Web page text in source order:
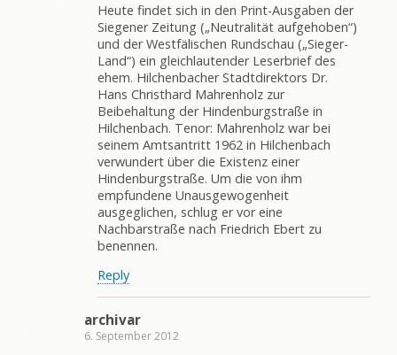
Heute findet sich in den Print-Ausgaben der
Siegener Zeitung („Neutralität aufgehoben“)
und der Westfälischen Rundschau („Sieger-
Land“) ein gleichlautender Leserbrief des
ehem. Hilchenbacher Stadtdirektors Dr.
Hans Christhard Mahrenholz zur
Beibehaltung der Hindenburgstraße in
Hilchenbach. Tenor: Mahrenholz war bei
seinem Amtsantritt 1962 in Hilchenbach
verwundert über die Existenz einer
Hindenburgstraße. Um die von ihm
empfundene Unausgewogenheit
ausgeglichen, schlug er vor eine
Nachbarstraße nach Friedrich Ebert zu
benennen.
Reply
archivar
6. September 2012